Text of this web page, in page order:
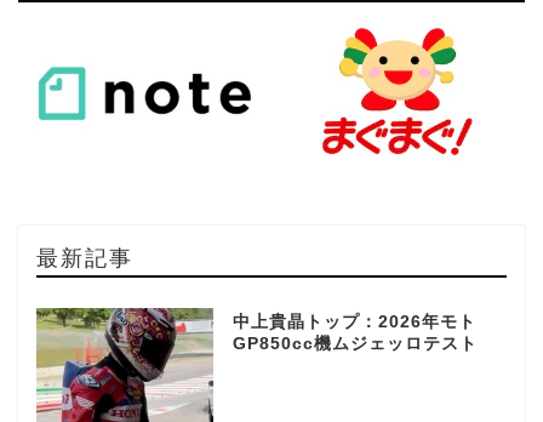
最新記事
中上貴晶トップ：2026年モト
GP850cc機ムジェッロテスト